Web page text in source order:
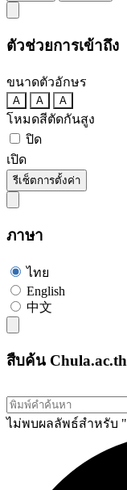
ตัวช่วยการเข้าถึง
ขนาดตัวอักษร
A A A
โหมดสีตัดกันสูง
ปิด
เปิด
รีเซ็ตการตั้งค่า
ภาษา
ไทย
English
中文
สืบค้น Chula.ac.th
ไม่พบผลลัพธ์สำหรับ "